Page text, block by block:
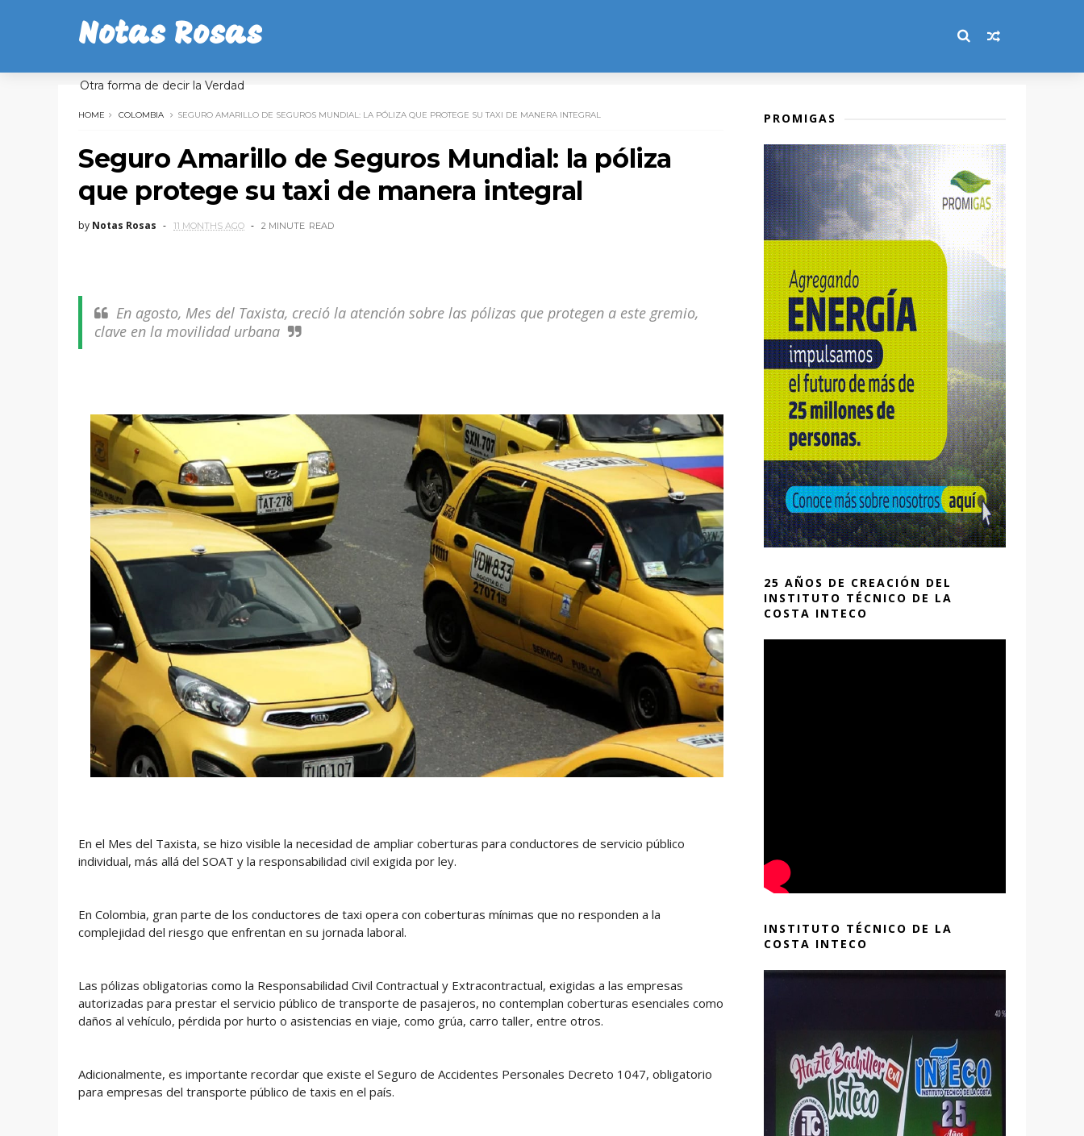
Notas Rosas
Otra forma de decir la Verdad
HOME COLOMBIA SEGURO AMARILLO DE SEGUROS MUNDIAL: LA PÓLIZA QUE PROTEGE SU TAXI DE MANERA INTEGRAL
Seguro Amarillo de Seguros Mundial: la póliza
que protege su taxi de manera integral
by Notas Rosas 11 MONTHS AGO 2 MINUTE READ
En agosto, Mes del Taxista, creció la atención sobre las pólizas que protegen a este gremio,
clave en la movilidad urbana
En el Mes del Taxista, se hizo visible la necesidad de ampliar coberturas para conductores de servicio público
individual, más allá del SOAT y la responsabilidad civil exigida por ley.
En Colombia, gran parte de los conductores de taxi opera con coberturas mínimas que no responden a la
complejidad del riesgo que enfrentan en su jornada laboral.
Las pólizas obligatorias como la Responsabilidad Civil Contractual y Extracontractual, exigidas a las empresas
autorizadas para prestar el servicio público de transporte de pasajeros, no contemplan coberturas esenciales como
daños al vehículo, pérdida por hurto o asistencias en viaje, como grúa, carro taller, entre otros.
Adicionalmente, es importante recordar que existe el Seguro de Accidentes Personales Decreto 1047, obligatorio
para empresas del transporte público de taxis en el país.
PROMIGAS
25 AÑOS DE CREACIÓN DEL
INSTITUTO TÉCNICO DE LA
COSTA INTECO
INSTITUTO TÉCNICO DE LA
COSTA INTECO